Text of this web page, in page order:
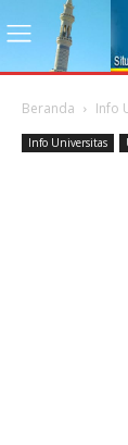
Beranda Info
Info Universitas